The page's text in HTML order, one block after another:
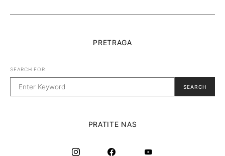
PRETRAGA
SEARCH FOR:
SEARCH
PRATITE NAS